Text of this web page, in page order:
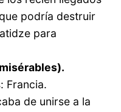
podría destruir
para
Francia.
de unirse a la